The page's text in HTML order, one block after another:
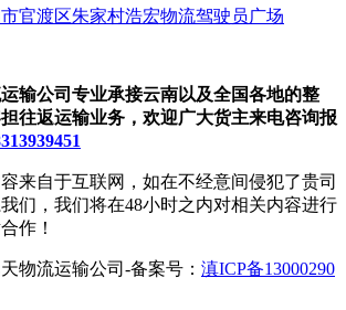
官渡区朱家村浩宏物流驾驶员广场
输公司专业承接云南以及全国各地的整
往返运输业务，欢迎广大货主来电咨询报
来自于互联网，如在不经意间侵犯了贵司
们，我们将在48小时之内对相关内容进行
作！
物流运输公司-备案号： 滇ICP备13000290